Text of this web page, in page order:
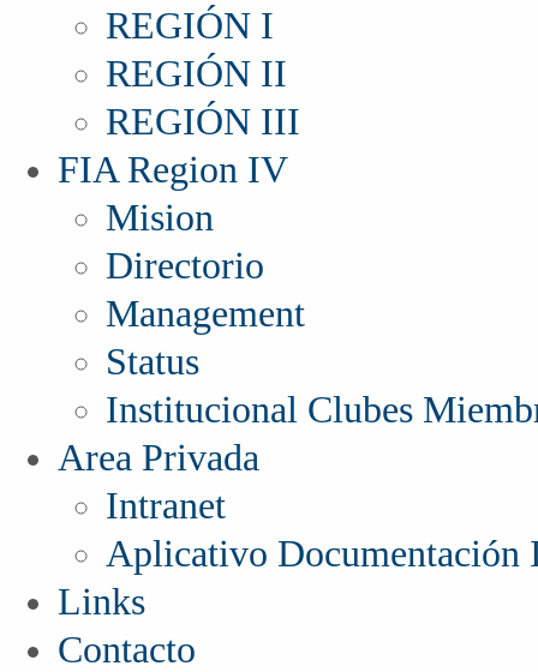
REGIÓN I
REGIÓN II
REGIÓN III
FIA Region IV
Mision
Directorio
Management
Status
Institucional Clubes
Area Privada
Intranet
Aplicativo Documentación
Links
Contacto